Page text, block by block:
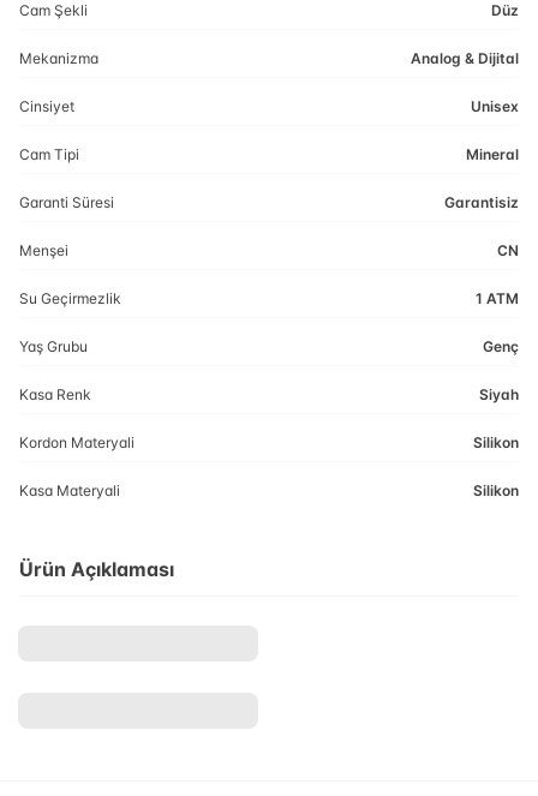
Cam Şekli Düz
Mekanizma Analog & Dijital
Cinsiyet Unisex
Cam Tipi Mineral
Garanti Süresi Garantisiz
Menşei CN
Su Geçirmezlik 1 ATM
Yaş Grubu Genç
Kasa Renk Siyah
Kordon Materyali Silikon
Kasa Materyali Silikon
Ürün Açıklaması